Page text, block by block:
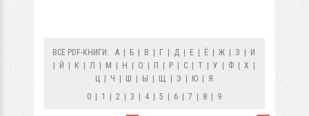
ВСЕ PDF-КНИГИ: А Б В Г Д Е Ё Ж З
И
Й К Л М Н О П Р С Т У Ф Х
Ц
Ч Ш Ы Щ Э Ю
Я
0
1 2 3 4 5 6 7 8 9